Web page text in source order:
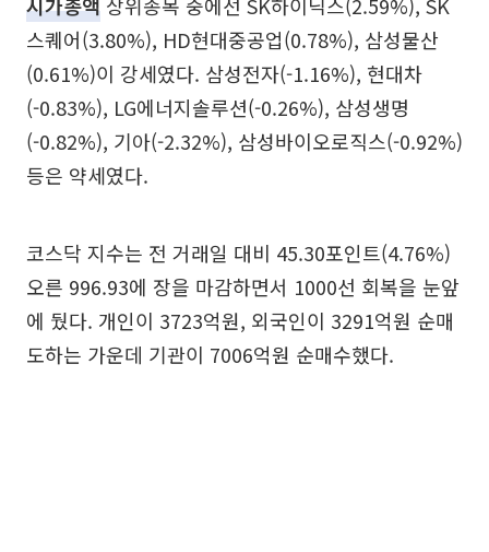
스퀘어(3.80%), HD현대중공업(0.78%), 삼성물산
(0.61%)이 강세였다. 삼성전자(-1.16%), 현대차
(-0.83%), LG에너지솔루션(-0.26%), 삼성생명
(-0.82%), 기아(-2.32%), 삼성바이오로직스(-0.92%)
등은 약세였다.
코스닥 지수는 전 거래일 대비 45.30포인트(4.76%)
오른 996.93에 장을 마감하면서 1000선 회복을 눈앞
에 뒀다. 개인이 3723억원, 외국인이 3291억원 순매
도하는 가운데 기관이 7006억원 순매수했다.